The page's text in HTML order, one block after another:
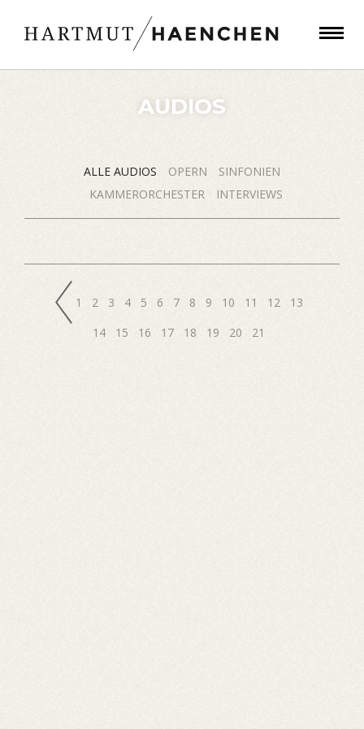
AUDIOS
ALLE AUDIOS OPERN
SINFONIEN
KAMMERORCHESTER
INTERVIEWS
1 2 3 4 5 6 7 8 9 10 11 12
13
14
15 16 17 18 19 20 21